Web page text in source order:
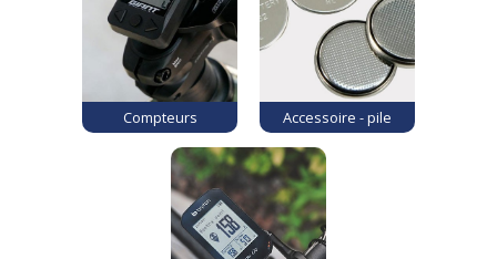
Compteurs Accessoire - pile